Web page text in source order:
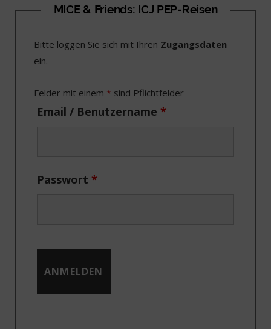
c
b
o
k
T
i
t
e
s
a
r
a
n
e
I
MICE & Friends: ICJ PEP-Reisen
Bitte loggen Sie sich mit Ihren Zugangsdaten
ein.
Felder mit einem * sind Pflichtfelder
Email / Benutzername *
Passwort *